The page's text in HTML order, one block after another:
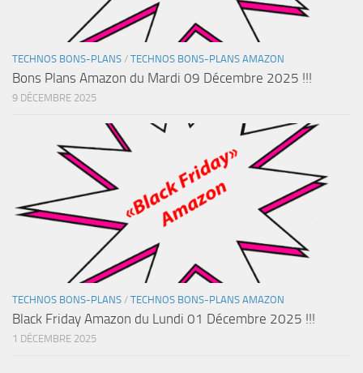
TECHNOS BONS-PLANS / TECHNOS BONS-PLANS AMAZON
Bons Plans Amazon du Mardi 09 Décembre 2025 !!!
9 DÉCEMBRE 2025
TECHNOS BONS-PLANS / TECHNOS BONS-PLANS AMAZON
Black Friday Amazon du Lundi 01 Décembre 2025 !!!
1 DÉCEMBRE 2025